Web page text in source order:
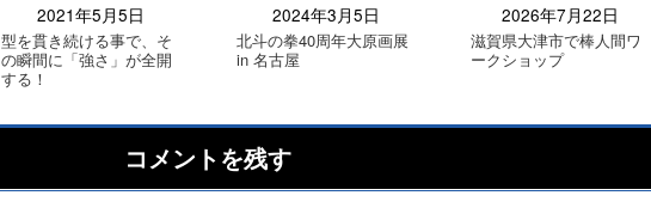
2021年5月5日
型を貫き続ける事で、そ
の瞬間に「強さ」が全開
する！
2024年3月5日
北斗の拳40周年大原画展
in 名古屋
2026年7月22日
滋賀県大津市で棒人間ワ
ークショップ
コメントを残す